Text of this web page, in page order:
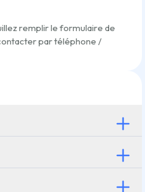
remplir le formulaire de
par téléphone /